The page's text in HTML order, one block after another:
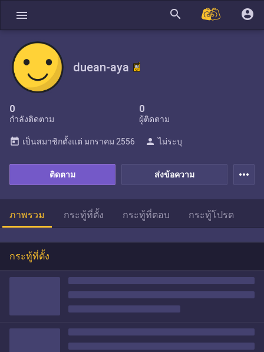
menu search account_circle
duean-aya
0
กำลังติดตาม
0
ผู้ติดตาม
ส่งข้อความ
ติดตาม
today เป็นสมาชิกตั้งแต่ มกราคม 2556 person ไม่ระบุ
more_horiz
ภาพรวม กระทู้ที่ตั้ง กระทู้ที่ตอบ กระทู้โปรด
กระทู้ที่ตั้ง